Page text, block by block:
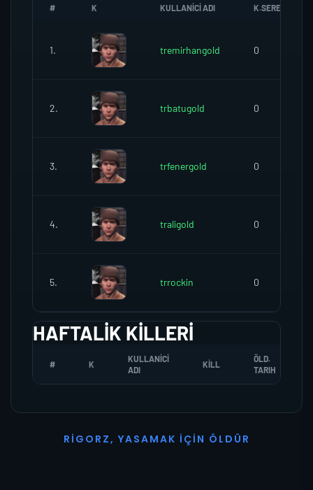
# K KULLANICI ADI K.SEREFI
1. tremirhangold 0
2. trbatugold 0
3. trfenergold 0
4. traligold 0
5. trrockin 0
HAFTALIK KILLERI
# K
KULLANICI
ADI
KILL
ÖLD.
TARIH
R I G O R Z, YASAMAK İ ÇI N Ö L D Ü R